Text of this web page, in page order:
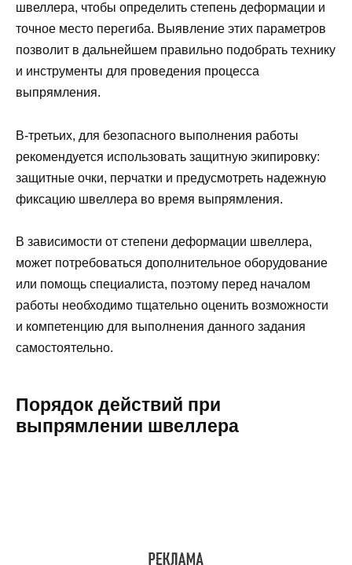
швеллера, чтобы определить степень деформации и
точное место перегиба. Выявление этих параметров
позволит в дальнейшем правильно подобрать технику
и инструменты для проведения процесса
выпрямления.
В-третьих, для безопасного выполнения работы
рекомендуется использовать защитную экипировку:
защитные очки, перчатки и предусмотреть надежную
фиксацию швеллера во время выпрямления.
В зависимости от степени деформации швеллера,
может потребоваться дополнительное оборудование
или помощь специалиста, поэтому перед началом
работы необходимо тщательно оценить возможности
и компетенцию для выполнения данного задания
самостоятельно.
Порядок действий при
выпрямлении швеллера